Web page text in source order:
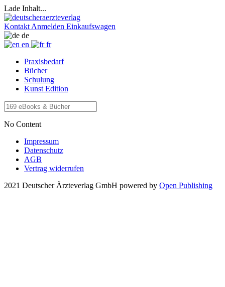
Lade Inhalt...
Kontakt Anmelden Einkaufswagen
de
en
fr
Praxisbedarf
Bücher
Schulung
Kunst Edition
No Content
Impressum
Datenschutz
AGB
Vertrag widerrufen
2021 Deutscher Ärzteverlag GmbH powered by Open Publishing